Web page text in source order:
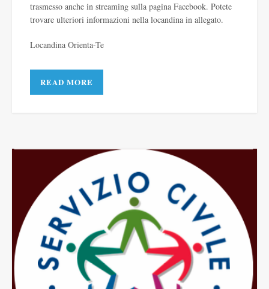
trasmesso anche in streaming sulla pagina Facebook. Potete
trovare ulteriori informazioni nella locandina in allegato.
Locandina Orienta-Te
READ MORE